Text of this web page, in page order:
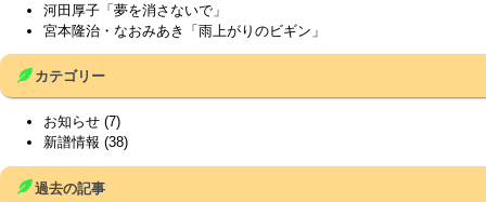
河田厚子「夢を消さないで」
宮本隆治・なおみあき「雨上がりのビギン」
カテゴリー
お知らせ (7)
新譜情報 (38)
過去の記事